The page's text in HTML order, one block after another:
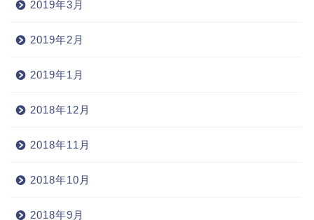
2019年3月
2019年2月
2019年1月
2018年12月
2018年11月
2018年10月
2018年9月